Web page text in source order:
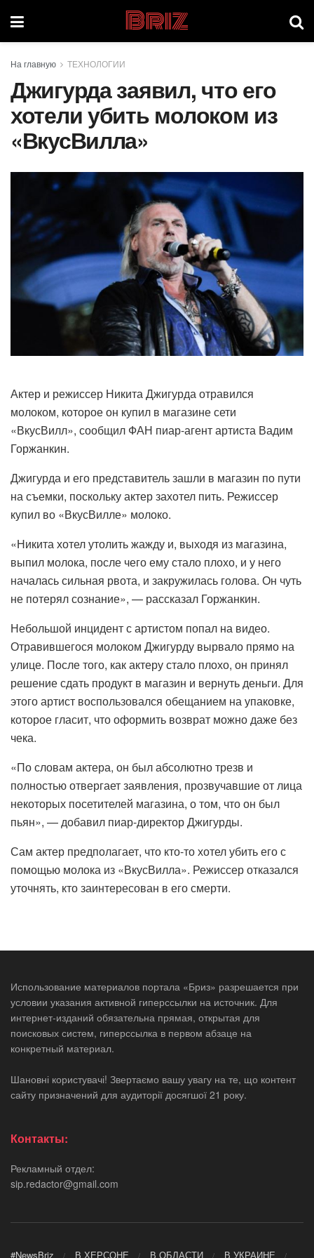
Briz
На главную ТЕХНОЛОГИИ
Джигурда заявил, что его
хотели убить молоком из
«ВкусВилла»
Актер и режиссер Никита Джигурда отравился
молоком, которое он купил в магазине сети
«ВкусВилл», сообщил ФАН пиар-агент артиста Вадим
Горжанкин.
Джигурда и его представитель зашли в магазин по пути
на съемки, поскольку актер захотел пить. Режиссер
купил во «ВкусВилле» молоко.
«Никита хотел утолить жажду и, выходя из магазина,
выпил молока, после чего ему стало плохо, и у него
началась сильная рвота, и закружилась голова. Он чуть
не потерял сознание», — рассказал Горжанкин.
Небольшой инцидент с артистом попал на видео.
Отравившегося молоком Джигурду вырвало прямо на
улице. После того, как актеру стало плохо, он принял
решение сдать продукт в магазин и вернуть деньги. Для
этого артист воспользовался обещанием на упаковке,
которое гласит, что оформить возврат можно даже без
чека.
«По словам актера, он был абсолютно трезв и
полностью отвергает заявления, прозвучавшие от лица
некоторых посетителей магазина, о том, что он был
пьян», — добавил пиар-директор Джигурды.
Сам актер предполагает, что кто-то хотел убить его с
помощью молока из «ВкусВилла». Режиссер отказался
уточнять, кто заинтересован в его смерти.
Использование материалов портала «Бриз» разрешается при
условии указания активной гиперссылки на источник. Для
интернет-изданий обязательна прямая, открытая для
поисковых систем, гиперссылка в первом абзаце на
конкретный материал.
Шановні користувачі! Звертаємо вашу увагу на те, що контент
сайту призначений для аудиторії досягшої 21 року.
Контакты:
Рекламный отдел:
sip.redactor@gmail.com
#NewsBriz В ХЕРСОНЕ В ОБЛАСТИ В УКРАИНЕ